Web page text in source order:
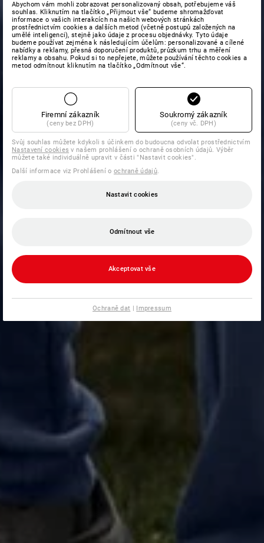
Abychom vám mohli zobrazovat personalizovaný obsah, potřebujeme váš
souhlas. Kliknutím na tlačítko „Přijmout vše“ budeme shromažďovat
informace o vašich interakcích na našich webových stránkách
prostřednictvím cookies a dalších metod (včetně postupů založených na
umělé inteligenci), stejně jako údaje z procesu objednávky. Tyto údaje
budeme používat zejména k následujícím účelům: personalizované a cílené
nabídky a reklamy, přesná doporučení produktů, průzkum trhu a měření
reklamy a obsahu. Pokud si to nepřejete, můžete používání těchto cookies a
metod odmítnout kliknutím na tlačítko „Odmítnout vše“.
Firemní zákazník
(ceny bez DPH)
Soukromý zákazník
(ceny vč. DPH)
Svůj souhlas můžete kdykoli s účinkem do budoucna odvolat prostřednictvím
Nastavení cookies v našem prohlášení o ochraně osobních údajů. Výběr
můžete také individuálně upravit v části "Nastavit cookies".
Další informace viz Prohlášení o ochraně údajů.
Nastavit cookies
Odmítnout vše
Akceptovat vše
Ochraně dat | Impressum